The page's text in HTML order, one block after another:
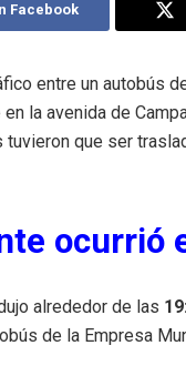
Facebook
entre un autobús
la avenida de
tuvieron que ser
ocurrió
alrededor de las
de la Empresa